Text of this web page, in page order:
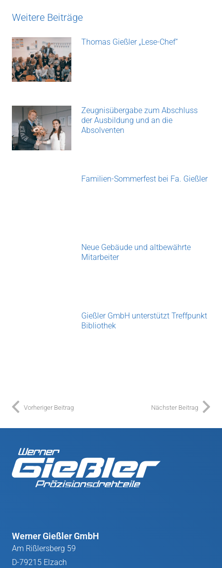
Weitere Beiträge
Thomas Gießler „Lese-Chef“
Zeugnisübergabe zum Abschluss
der Ausbildung und an die
Absolventen
Familien-Sommerfest bei Fa. Gießler
Neue Gebäude und altbewährte
Mitarbeiter
Gießler GmbH unterstützt Treffpunkt
Bibliothek
Vorheriger Beitrag Nächster Beitrag
Werner Gießler GmbH
Am Rißlersberg 59
D-79215 Elzach